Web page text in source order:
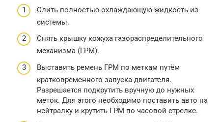
Слить полностью охлаждающую жидкость из
системы.
Снять крышку кожуха газораспределительного
механизма (ГРМ).
Выставить ремень ГРМ по меткам путём
кратковременного запуска двигателя.
Разрешается подкрутить вручную до нужных
меток. Для этого необходимо поставить авто на
нейтралку и крутить ГРМ по часовой стрелке.